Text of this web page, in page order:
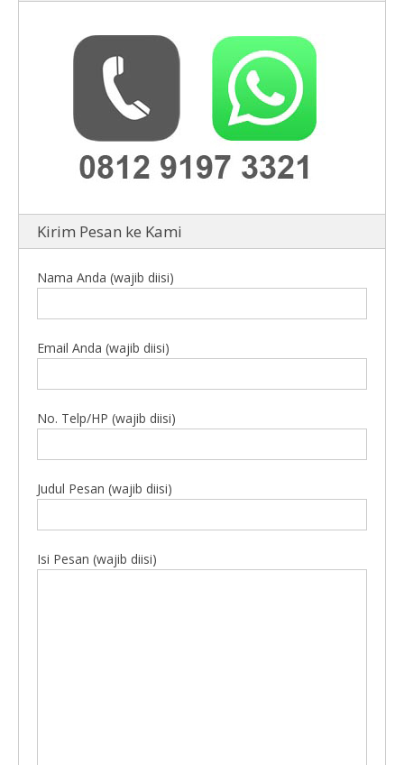
Kirim Pesan ke Kami
Nama Anda (wajib diisi)
Email Anda (wajib diisi)
No. Telp/HP (wajib diisi)
Judul Pesan (wajib diisi)
Isi Pesan (wajib diisi)